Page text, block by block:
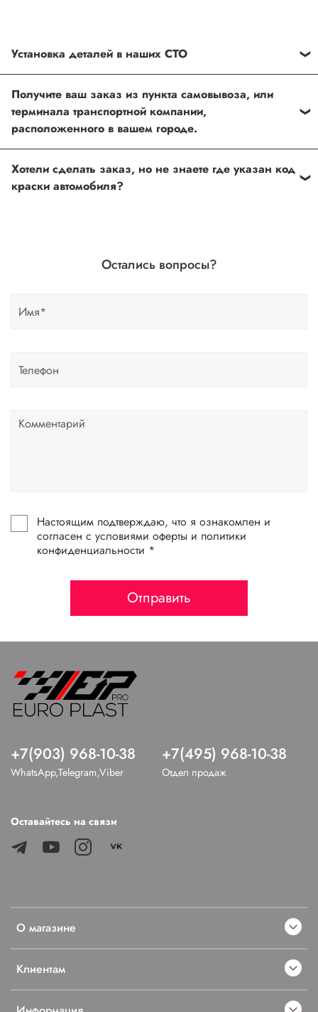
Установка деталей в наших СТО
можно установить в любом из наших установочных
центров по Москве
Получите ваш заказ из пункта самовывоза, или
терминала транспортной компании,
расположенного в вашем городе.
нашим менеджером
Хотели сделать заказ, но не знаете где указан код
краски автомобиля?
менеджеру по форме обратной связи, на Whats up, либо
Остались вопросы?
Настоящим подтверждаю, что я ознакомлен и
согласен с условиями оферты и политики
конфиденциальности *
Отправить
О магазине
Клиентам
+7(903) 968-10-38
WhatsApp,Telegram,Viber
+7(495) 968-10-38
Отдел продаж
Оставайтесь на связи